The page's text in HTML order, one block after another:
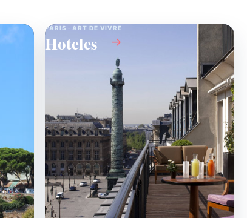
PARIS · ART DE VIVRE
Hoteles →